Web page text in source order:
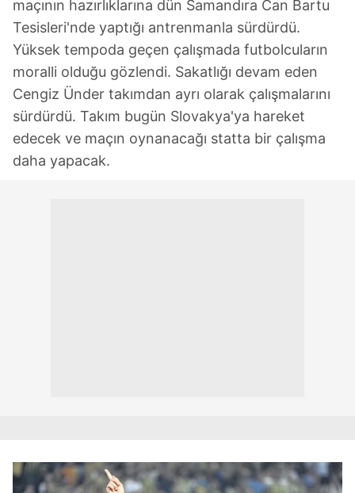
maçının hazırlıklarına dün Samandıra Can Bartu
Tesisleri'nde yaptığı antrenmanla sürdürdü.
Yüksek tempoda geçen çalışmada futbolcuların
moralli olduğu gözlendi. Sakatlığı devam eden
Cengiz Ünder takımdan ayrı olarak çalışmalarını
sürdürdü. Takım bugün Slovakya'ya hareket
edecek ve maçın oynanacağı statta bir çalışma
daha yapacak.